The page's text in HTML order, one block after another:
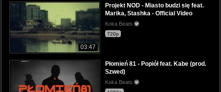
03:47
Projekt NOD - Miasto budzi się feat.
Marika, Stashka - Official Video
Koka Beats
720p
Płomień 81 - Popiół feat. Kabe (prod.
Szwed)
Koka Beats